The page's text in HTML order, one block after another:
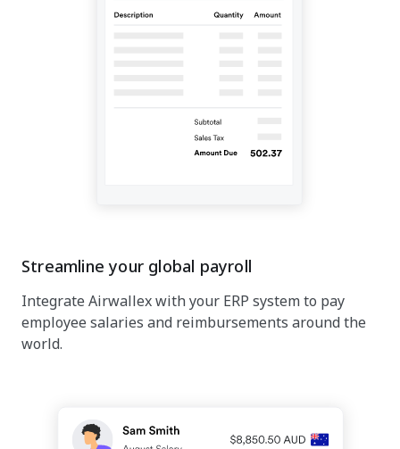
Streamline your global payroll
Integrate Airwallex with your ERP system to pay
employee salaries and reimbursements around the
world.